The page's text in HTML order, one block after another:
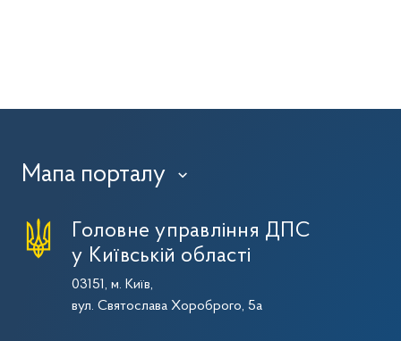
Мапа порталу ›
Головне управління ДПС
у Київській області
03151, м. Київ,
вул. Святослава Хороброго, 5а